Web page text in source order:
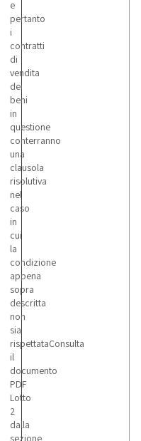
e
pertanto
i
contratti
di
vendita
dei
beni
in
questione
conterranno
una
clausola
risolutiva
nel
caso
in
cui
la
condizione
appena
sopra
descritta
non
sia
rispettataConsulta
il
documento
PDF
Lotto
2
dalla
sezione